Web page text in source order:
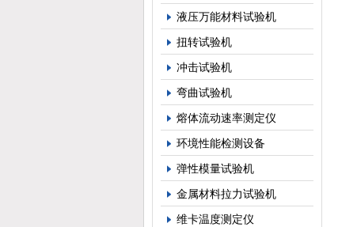
液压万能材料试验机
扭转试验机
冲击试验机
弯曲试验机
熔体流动速率测定仪
环境性能检测设备
弹性模量试验机
金属材料拉力试验机
维卡温度测定仪